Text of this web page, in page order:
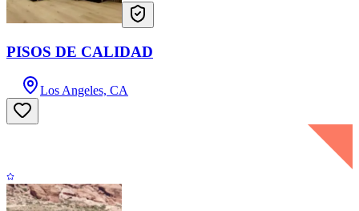
PISOS DE CALIDAD
Los Angeles, CA